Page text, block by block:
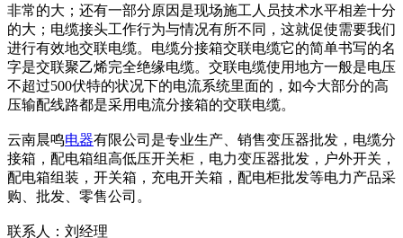
非常的大；还有一部分原因是现场施工人员技术水平相差十分
的大；电缆接头工作行为与情况有所不同，这就促使需要我们
进行有效地交联电缆。电缆分接箱交联电缆它的简单书写的名
字是交联聚乙烯完全绝缘电缆。交联电缆使用地方一般是电压
不超过500伏特的状况下的电流系统里面的，如今大部分的高
压输配线路都是采用电流分接箱的交联电缆。
云南晨鸣电器有限公司是专业生产、销售变压器批发，电缆分
接箱，配电箱组高低压开关柜，电力变压器批发，户外开关，
配电箱组装，开关箱，充电开关箱，配电柜批发等电力产品采
购、批发、零售公司。
联系人：刘经理